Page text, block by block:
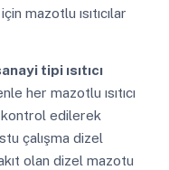
mazotlu ısıtıcılar
tipi ısıtıcı
her mazotlu ısıtıcı
kontrol edilerek
çalışma dizel
olan dizel mazotu